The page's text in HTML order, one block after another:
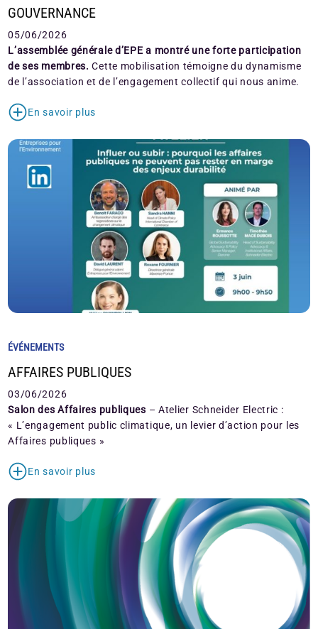
GOUVERNANCE
05/06/2026
L’assemblée générale d’EPE a montré une forte participation
de ses membres.Cette mobilisation témoigne du dynamisme
de l’association et de l’engagement collectif qui nous anime.
En savoir plus
ÉVÉNEMENTS
AFFAIRES PUBLIQUES
03/06/2026
Salon des Affaires publiques – Atelier Schneider Electric :
« L’engagement public climatique, un levier d’action pour les
Affaires publiques »
En savoir plus